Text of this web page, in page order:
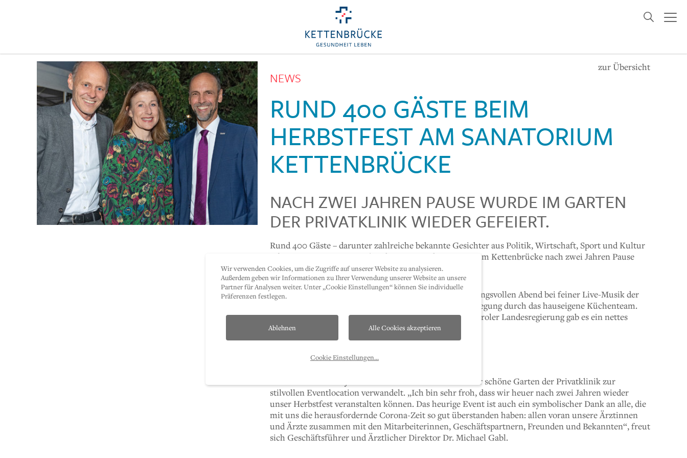
zur Übersicht
NEWS
RUND 400 GÄSTE BEIM
HERBSTFEST AM SANATORIUM
KETTENBRÜCKE
NACH ZWEI JAHREN PAUSE WURDE IM GARTEN
DER PRIVATKLINIK WIEDER GEFEIERT.
Rund 400 Gäste – darunter zahlreiche bekannte Gesichter aus Politik, Wirtschaft, Sport und Kultur
– feierten am Donnerstagabend im Garten des Sanatorium Kettenbrücke nach zwei Jahren Pause
wieder das traditionelle Herbstfest.
Mitarbeiter*innen und Gäste verbrachten einen stimmungsvollen Abend bei feiner Live-Musik der
Band „Cappuccino Hot“ und bester kulinarischer Verpflegung durch das hauseigene Küchenteam.
Mit Landesrätin Mag. Annette Leja als Vertreterin der Tiroler Landesregierung gab es ein nettes
Wiedersehen.
EIN STILVOLLES DANKE
Zu dem traditionell jährlich stattfindenden Fest wird der schöne Garten der Privatklinik zur
stilvollen Eventlocation verwandelt. „Ich bin sehr froh, dass wir heuer nach zwei Jahren wieder
unser Herbstfest veranstalten können. Das heurige Event ist auch ein symbolischer Dank an alle, die
mit uns die herausfordernde Corona-Zeit so gut überstanden haben: allen voran unsere Ärztinnen
und Ärzte zusammen mit den Mitarbeiterinnen, Geschäftspartnern, Freunden und Bekannten“, freut
sich Geschäftsführer und Ärztlicher Direktor Dr. Michael Gabl.
Wir verwenden Cookies, um die Zugriffe auf unserer Website zu analysieren.
Außerdem geben wir Informationen zu Ihrer Verwendung unserer Website an unsere
Partner für Analysen weiter. Unter „Cookie Einstellungen“ können Sie individuelle
Präferenzen festlegen.
Cookie Einstellungen...
Ablehnen Alle Cookies akzeptieren